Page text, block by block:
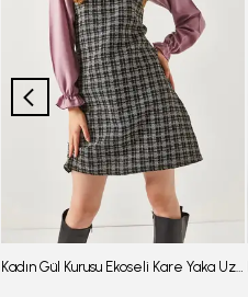
Kadın Gül Kurusu Ekoseli Kare Yaka Uzun Kol Elbise ARM-22Y001182